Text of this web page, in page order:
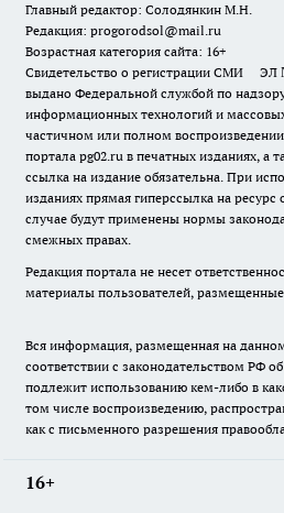
Главный редактор: Солодянкин М.Н.
Редакция: progorodsol@mail.ru
Возрастная категория сайта: 16+
Свидетельство о регистрации СМИ ЭЛ
выдано Федеральной службой по
информационных технологий и
частичном или полном
портала pg02.ru в печатных изданиях, а
ссылка на издание обязательна. При
изданиях прямая гиперссылка на ресурс
случае будут применены нормы
смежных правах.
Редакция портала не несет
материалы пользователей, размещенные
Вся информация, размещенная на данном
соответствии с законодательством РФ
подлежит использованию кем-либо в
том числе воспроизведению,
как с письменного разрешения
16+